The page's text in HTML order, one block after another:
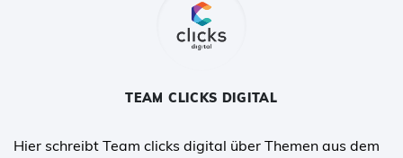
TEAM CLICKS DIGITAL
Hier schreibt Team clicks digital über Themen aus dem